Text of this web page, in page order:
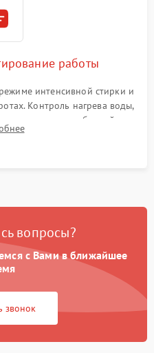
работы
интенсивной стирки и
Контроль нагрева воды,
излишних вибраций,
под корпусом.
вопросы?
с Вами в ближайшее
звонок